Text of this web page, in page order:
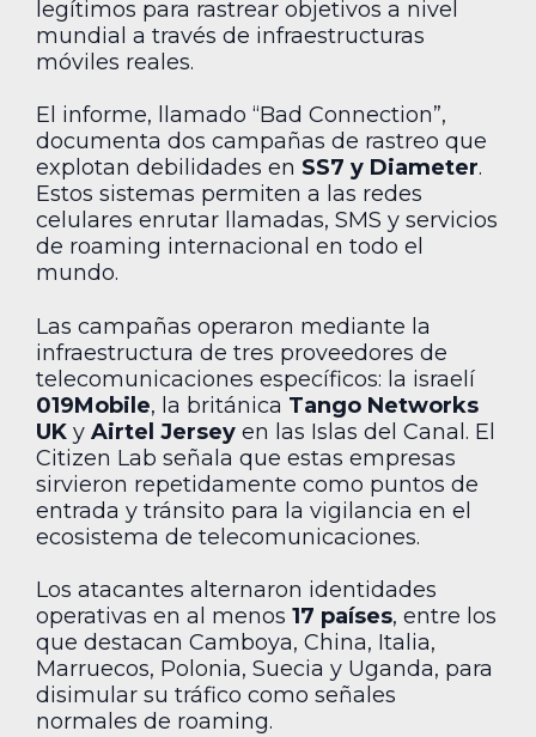
legítimos para rastrear objetivos a nivel
mundial a través de infraestructuras
móviles reales.
El informe, llamado “Bad Connection”,
documenta dos campañas de rastreo que
explotan debilidades en SS7 y Diameter.
Estos sistemas permiten a las redes
celulares enrutar llamadas, SMS y servicios
de roaming internacional en todo el
mundo.
Las campañas operaron mediante la
infraestructura de tres proveedores de
telecomunicaciones específicos: la israelí
019Mobile, la británica Tango Networks
UK y Airtel Jersey en las Islas del Canal. El
Citizen Lab señala que estas empresas
sirvieron repetidamente como puntos de
entrada y tránsito para la vigilancia en el
ecosistema de telecomunicaciones.
Los atacantes alternaron identidades
operativas en al menos 17 países, entre los
que destacan Camboya, China, Italia,
Marruecos, Polonia, Suecia y Uganda, para
disimular su tráfico como señales
normales de roaming.